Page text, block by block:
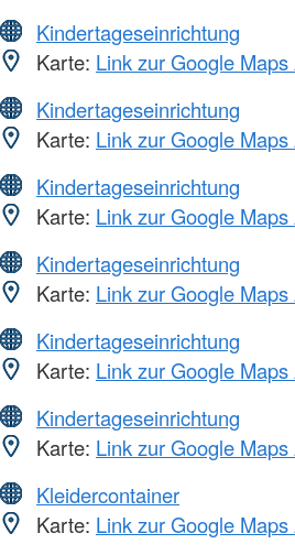
Kindertageseinrichtung
Karte: Link zur Google
Kindertageseinrichtung
Karte: Link zur Google
Kindertageseinrichtung
Karte: Link zur Google
Kindertageseinrichtung
Karte: Link zur Google
Kindertageseinrichtung
Karte: Link zur Google
Kindertageseinrichtung
Karte: Link zur Google
Kleidercontainer
Karte: Link zur Google